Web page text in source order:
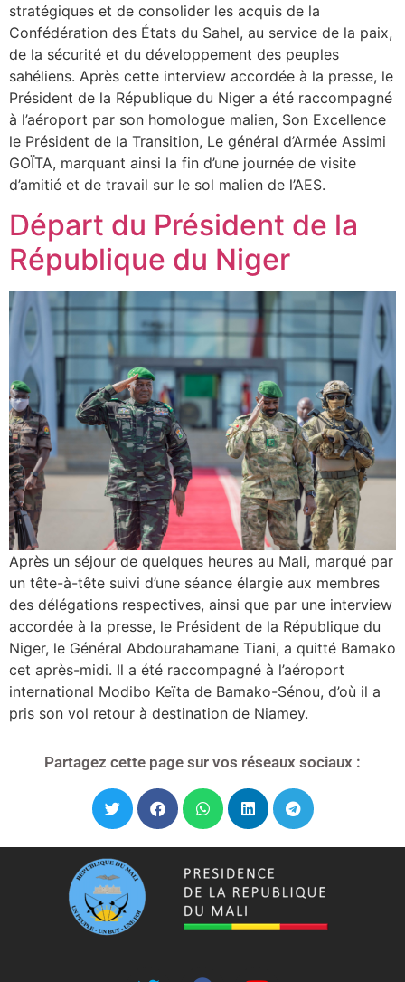
stratégiques et de consolider les acquis de la
Confédération des États du Sahel, au service de la paix,
de la sécurité et du développement des peuples
sahéliens. Après cette interview accordée à la presse, le
Président de la République du Niger a été raccompagné
à l’aéroport par son homologue malien, Son Excellence
le Président de la Transition, Le général d’Armée Assimi
GOÏTA, marquant ainsi la fin d’une journée de visite
d’amitié et de travail sur le sol malien de l’AES.
Départ du Président de la
République du Niger
Après un séjour de quelques heures au Mali, marqué par
un tête-à-tête suivi d’une séance élargie aux membres
des délégations respectives, ainsi que par une interview
accordée à la presse, le Président de la République du
Niger, le Général Abdourahamane Tiani, a quitté Bamako
cet après-midi. Il a été raccompagné à l’aéroport
international Modibo Keïta de Bamako-Sénou, d’où il a
pris son vol retour à destination de Niamey.
Partagez cette page sur vos réseaux sociaux :